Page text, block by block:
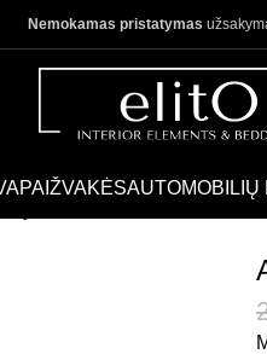
Nemokamas pristatymas
ŽVAKĖSAUTOMOBILIŲ